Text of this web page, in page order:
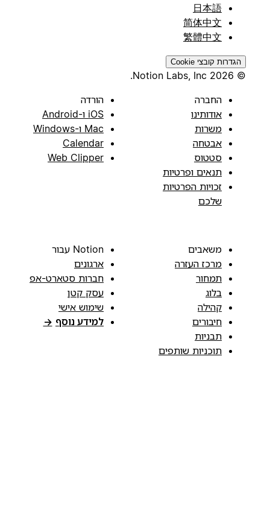
日本語
简体中文
繁體中文
הגדרות קובצי Cookie
החברה
אודותינו
משרות
אבטחה
סטטוס
תנאים ופרטיות
זכויות הפרטיות
שלכם
הורדה
iOS ו-Android
Mac ו-Windows
Calendar
Web Clipper
משאבים
מרכז העזרה
תמחור
בלוג
קהילה
חיבורים
תבניות
תוכניות שותפים
Notion עבור
ארגונים
חברות סטארט-אפ
עסק קטן
שימוש אישי
למידע נוסף →